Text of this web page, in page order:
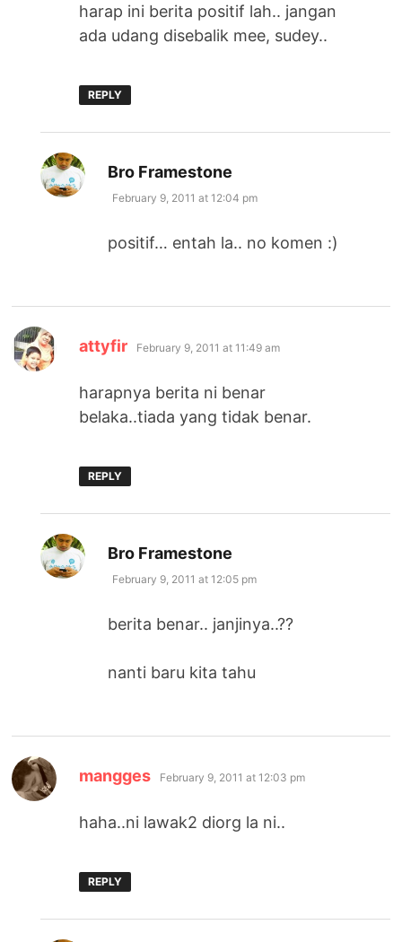
harap ini berita positif lah.. jangan
ada udang disebalik mee, sudey..
REPLY
Bro Framestone
February 9, 2011 at 12:04 pm
positif… entah la.. no komen :)
attyfir says:
February 9, 2011 at 11:49 am
harapnya berita ni benar
belaka..tiada yang tidak benar.
REPLY
Bro Framestone
February 9, 2011 at 12:05 pm
berita benar.. janjinya..??
nanti baru kita tahu
mangges says:
February 9, 2011 at 12:03 pm
haha..ni lawak2 diorg la ni..
REPLY